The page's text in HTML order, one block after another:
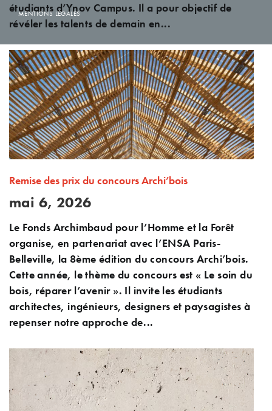
étudiants d’Ynov Campus. Il a pour objectif de
révéler les talents de demain en...
Remise des prix du concours Archi’bois
mai 6, 2026
Le Fonds Archimbaud pour l’Homme et la Forêt
organise, en partenariat avec l’ENSA Paris-
Belleville, la 8ème édition du concours Archi’bois.
Cette année, le thème du concours est « Le soin du
bois, réparer l’avenir ». Il invite les étudiants
architectes, ingénieurs, designers et paysagistes à
repenser notre approche de...
MENTIONS LÉGALES